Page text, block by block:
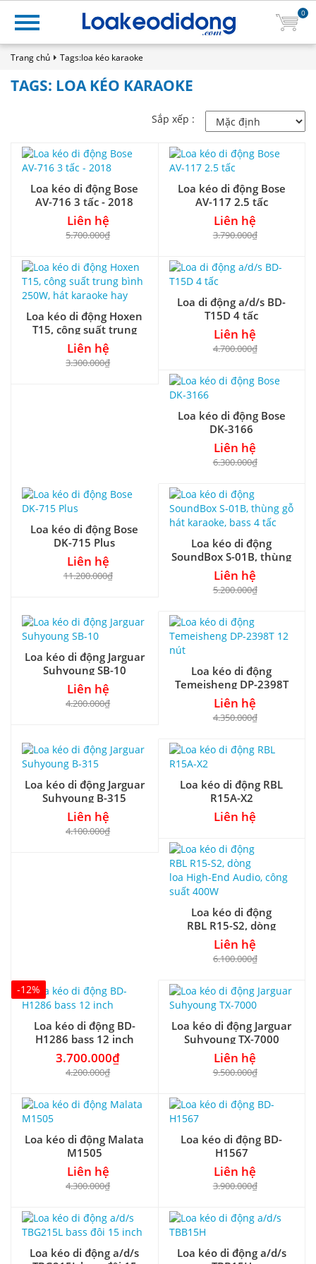
0
Trang chủ Tags:loa kéo karaoke
TAGS: LOA KÉO KARAOKE
Sắp xếp :
Loa kéo di động Bose
AV-716 3 tấc - 2018
Liên hệ
5.700.000₫
Loa kéo di động Bose
AV-117 2.5 tấc
Liên hệ
3.790.000₫
Loa kéo di động Hoxen
T15, công suất trung
bình 250W, hát karaoke
hay
Liên hệ
3.300.000₫
Loa di động a/d/s BD-
T15D 4 tấc
Liên hệ
4.700.000₫
Loa kéo di động Bose
DK-3166
Liên hệ
6.300.000₫
Loa kéo di động Bose
DK-715 Plus
Liên hệ
11.200.000₫
Loa kéo di động
SoundBox S-01B, thùng
gỗ hát karaoke, bass 4
tấc
Liên hệ
5.200.000₫
Loa kéo di động Jarguar
Suhyoung SB-10
Liên hệ
4.200.000₫
Loa kéo di động
Temeisheng DP-2398T
12 nút
Liên hệ
4.350.000₫
Loa kéo di động Jarguar
Suhyoung B-315
Liên hệ
4.100.000₫
Loa kéo di động RBL
R15A-X2
Liên hệ
Loa kéo di động
RBL R15-S2, dòng
loa High-End Audio,
công suất 400W
Liên hệ
6.100.000₫
-12%
Loa kéo di động BD-
H1286 bass 12 inch
3.700.000₫
4.200.000₫
Loa kéo di động Jarguar
Suhyoung TX-7000
Liên hệ
9.500.000₫
Loa kéo di động Malata
M1505
Liên hệ
4.300.000₫
Loa kéo di động BD-
H1567
Liên hệ
3.900.000₫
Loa kéo di động a/d/s
Loa kéo di động a/d/s